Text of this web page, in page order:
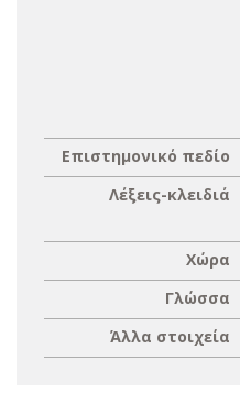
Επιστημονικό πεδίο
Λέξεις-κλειδιά
Χώρα
Γλώσσα
Άλλα στοιχεία